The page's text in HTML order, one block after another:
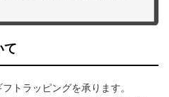
て
トラッピングを承ります。